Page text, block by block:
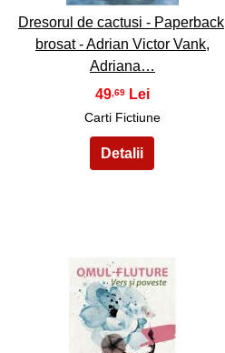
Dresorul de cactusi - Paperback
brosat - Adrian Victor Vank,
Adriana…
49,69
Carti Fictiune
8